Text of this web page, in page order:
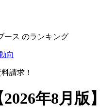
ース のランキング
向
請求！
2026年8月版】